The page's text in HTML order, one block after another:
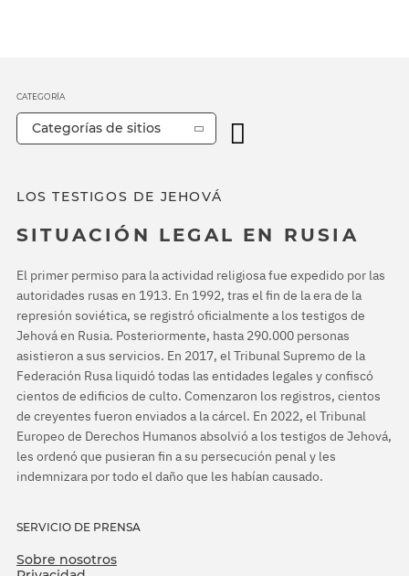
LOS TESTIGOS DE JEHOVÁ
SITUACIÓN LEGAL EN RUSIA
El primer permiso para la actividad religiosa fue expedido por las
autoridades rusas en 1913. En 1992, tras el fin de la era de la
represión soviética, se registró oficialmente a los testigos de
Jehová en Rusia. Posteriormente, hasta 290.000 personas
asistieron a sus servicios. En 2017, el Tribunal Supremo de la
Federación Rusa liquidó todas las entidades legales y confiscó
cientos de edificios de culto. Comenzaron los registros, cientos
de creyentes fueron enviados a la cárcel. En 2022, el Tribunal
Europeo de Derechos Humanos absolvió a los testigos de Jehová,
les ordenó que pusieran fin a su persecución penal y les
indemnizara por todo el daño que les habían causado.
SERVICIO DE PRENSA
Sobre nosotros
CATEGORÍA
Categorías de sitios